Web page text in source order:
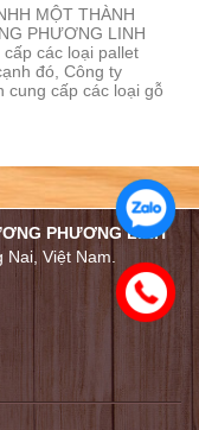
MỘT THÀNH
PHƯƠNG LINH
các loại pallet
đó, Công ty
cung cấp các loại gỗ
PHƯƠNG LINH
Việt Nam.